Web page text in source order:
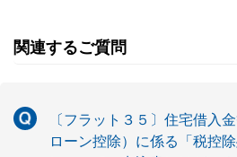
関連するご質問
〔フラット３５〕住宅借入
ローン控除）に係る「税控